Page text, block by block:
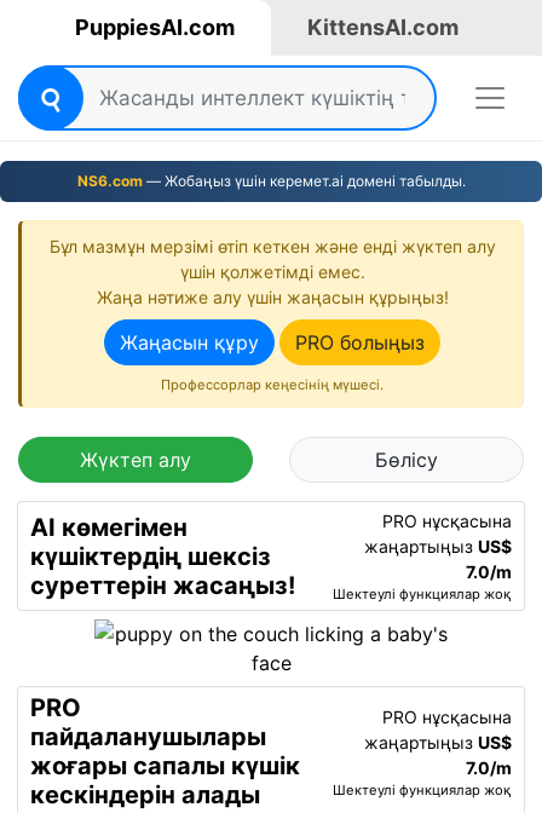
PuppiesAI.com KittensAI.com
NS6.com— Жобаңыз үшін керемет.ai домені табылды.
Бұл мазмұн мерзімі өтіп кеткен және енді жүктеп алу
үшін қолжетімді емес.
Жаңа нәтиже алу үшін жаңасын құрыңыз!
Жаңасын құру PRO болыңыз
Профессорлар кеңесінің мүшесі.
Жүктеп алу Бөлісу
AI көмегімен
күшіктердің шексіз
суреттерін жасаңыз!
PRO нұсқасына
жаңартыңыз US$
7.0/m
Шектеулі функциялар жоқ
PRO
пайдаланушылары
жоғары сапалы күшік
кескіндерін алады
PRO нұсқасына
жаңартыңыз US$
7.0/m
Шектеулі функциялар жоқ